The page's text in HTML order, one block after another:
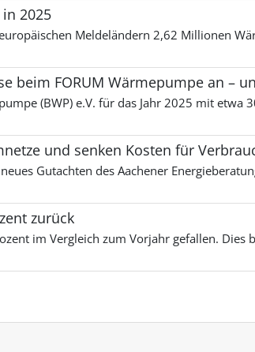
2025
Meldeländern 2,62 Millionen
beim FORUM Wärmepumpe an –
(BWP) e.V. für das Jahr 2025 mit etwa
und senken Kosten für
Gutachten des Aachener
zurück
im Vergleich zum Vorjahr gefallen. Dies